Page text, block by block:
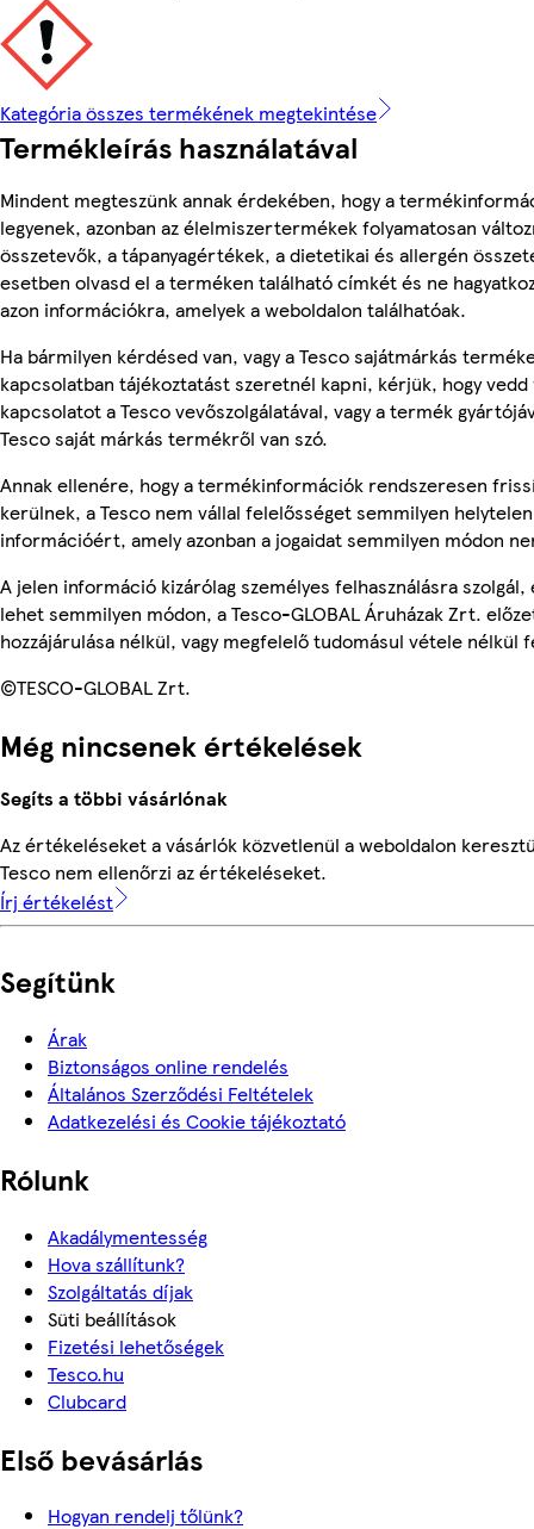
Kategória összes termékének megtekintése
Termékleírás használatával
Mindent megteszünk annak érdekében, hogy a
legyenek, azonban az élelmiszertermékek folyamatosan
összetevők, a tápanyagértékek, a dietetikai és allergén
esetben olvasd el a terméken található címkét és ne
azon információkra, amelyek a weboldalon találhatóak.
Ha bármilyen kérdésed van, vagy a Tesco sajátmárkás
kapcsolatban tájékoztatást szeretnél kapni, kérjük, hogy vedd
kapcsolatot a Tesco vevőszolgálatával, vagy a termék
Tesco saját márkás termékről van szó.
Annak ellenére, hogy a termékinformációk rendszeresen
kerülnek, a Tesco nem vállal felelősséget semmilyen helytelen
információért, amely azonban a jogaidat semmilyen módon
A jelen információ kizárólag személyes felhasználásra szolgál,
lehet semmilyen módon, a Tesco-GLOBAL Áruházak Zrt.
hozzájárulása nélkül, vagy megfelelő tudomásul vétele nélkül
©TESCO-GLOBAL Zrt.
Még nincsenek értékelések
Segíts a többi vásárlónak
Az értékeléseket a vásárlók közvetlenül a weboldalon
Tesco nem ellenőrzi az értékeléseket.
Írj értékelést
Segítünk
Árak
Biztonságos online rendelés
Általános Szerződési Feltételek
Adatkezelési és Cookie tájékoztató
Rólunk
Akadálymentesség
Hova szállítunk?
Szolgáltatás díjak
Süti beállítások
Fizetési lehetőségek
Tesco.hu
Clubcard
Első bevásárlás
Hogyan rendelj tőlünk?